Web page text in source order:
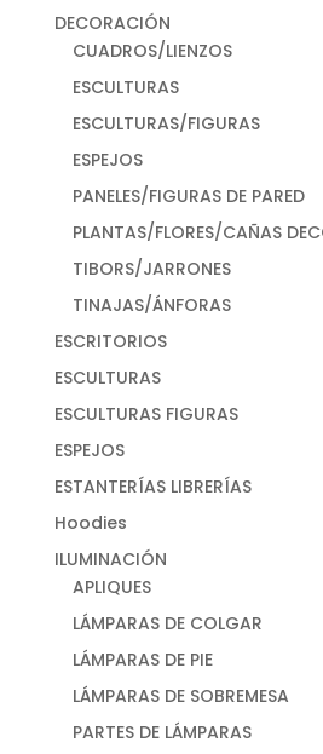
DECORACIÓN
CUADROS/LIENZOS
ESCULTURAS
ESCULTURAS/FIGURAS
ESPEJOS
PANELES/FIGURAS DE PARED
PLANTAS/FLORES/CAÑAS
TIBORS/JARRONES
TINAJAS/ÁNFORAS
ESCRITORIOS
ESCULTURAS
ESCULTURAS FIGURAS
ESPEJOS
ESTANTERÍAS LIBRERÍAS
Hoodies
ILUMINACIÓN
APLIQUES
LÁMPARAS DE COLGAR
LÁMPARAS DE PIE
LÁMPARAS DE SOBREMESA
PARTES DE LÁMPARAS